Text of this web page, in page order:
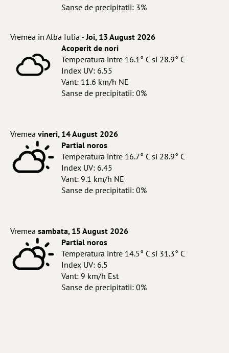
Sanse de precipitatii: 3%
Vremea in Alba Iulia -Joi, 13 August 2026
Acoperit de nori
Temperatura intre 16.1° C si 28.9° C
Index UV: 6.55
Vant: 11.6 km/h NE
Sanse de precipitatii: 0%
Vremea vineri, 14 August 2026
Partial noros
Temperatura intre 16.7° C si 28.9° C
Index UV: 6.45
Vant: 9.1 km/h NE
Sanse de precipitatii: 0%
Vremea sambata, 15 August 2026
Partial noros
Temperatura intre 14.5° C si 31.3° C
Index UV: 6.5
Vant: 9 km/h Est
Sanse de precipitatii: 0%